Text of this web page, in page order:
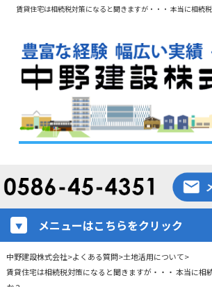
賃貸住宅は相続税対策になると聞きますが・・・ 本当に相続
メニューはこちらをクリック
中野建設株式会社>よくある質問>土地活用について>
賃貸住宅は相続税対策になると聞きますが・・・ 本当に相